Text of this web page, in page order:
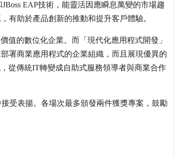
EAP技術，能靈活因應瞬息萬變的市場趨
有助於產品創新的推動和提升客戶體驗。
值的數位化企業。而「現代化應用程式開發」
署商業應用程式的企業組織，而且展現優異的
從傳統IT轉變成自助式服務領導者與商業合作
受表揚。各場次最多頒發兩件獲獎專案，鼓勵